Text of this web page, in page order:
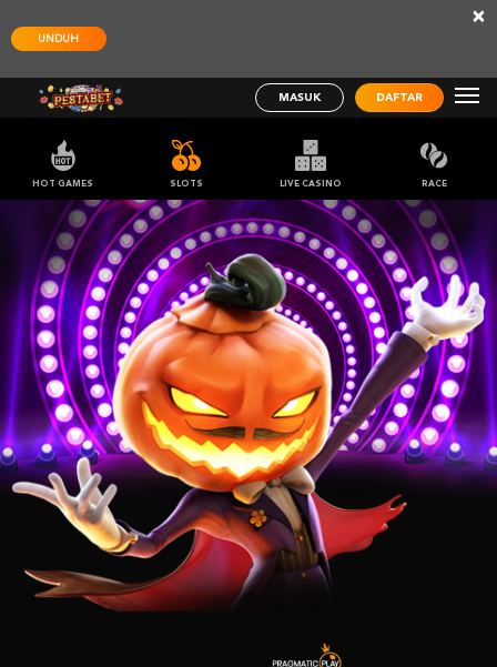
UNDUH
×
MASUK DAFTAR
HOT GAMES SLOTS LIVE CASINO RACE